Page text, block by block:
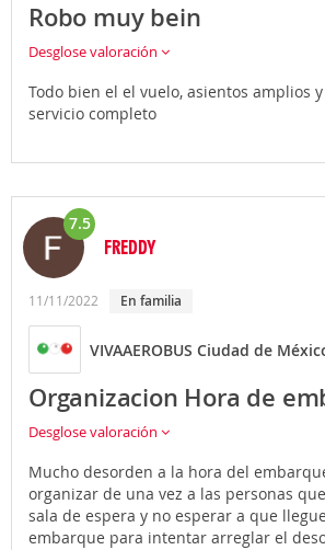
Robo muy bein
Desglose valoración
Todo bien el el vuelo, asientos amplios
servicio completo
7.5
FREDDY
11/11/2022 en familia
VIVAAEROBUS Ciudad de
Organizacion Hora de
Desglose valoración
Mucho desorden a la hora del
organizar de una vez a las personas
sala de espera y no esperar a que
embarque para intentar arreglar el